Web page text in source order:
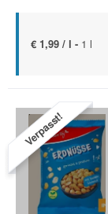
€ 1,99 / l - 1 l
Verpasst!